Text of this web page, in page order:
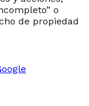
o
de propiedad